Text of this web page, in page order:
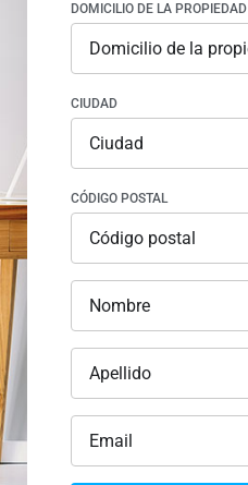
DOMICILIO DE LA PROPIEDAD
CIUDAD
CÓDIGO POSTAL